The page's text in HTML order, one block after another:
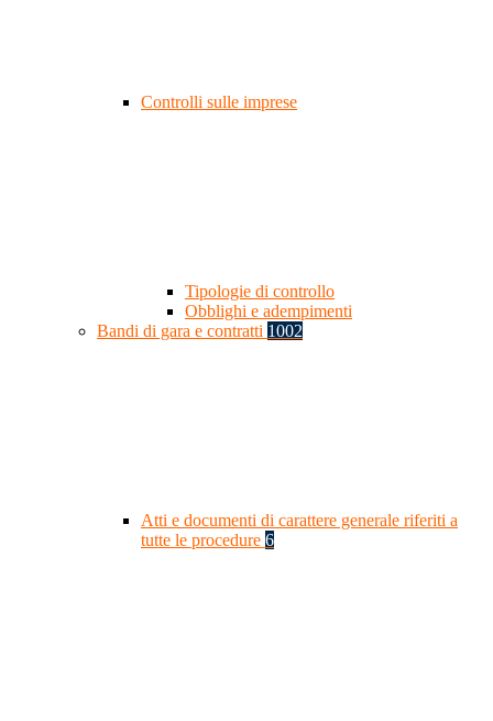
Controlli sulle imprese
Tipologie di controllo
Obblighi e adempimenti
Bandi di gara e contratti 1002
Atti e documenti di carattere generale riferiti a
tutte le procedure 6